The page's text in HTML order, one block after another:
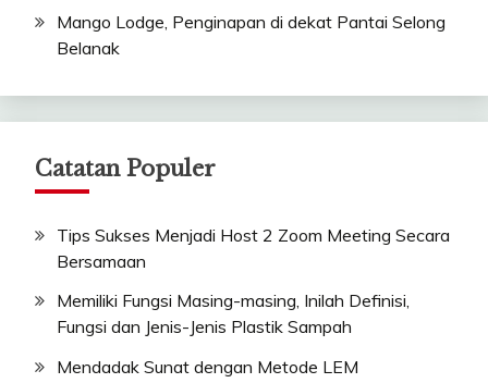
Mango Lodge, Penginapan di dekat Pantai Selong
Belanak
Catatan Populer
Tips Sukses Menjadi Host 2 Zoom Meeting Secara
Bersamaan
Memiliki Fungsi Masing-masing, Inilah Definisi,
Fungsi dan Jenis-Jenis Plastik Sampah
Mendadak Sunat dengan Metode LEM